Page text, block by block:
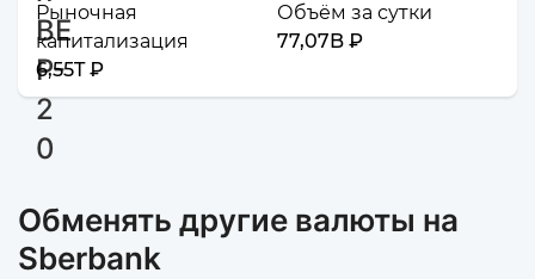
Рыночная
капитализация
6,55T ₽
Объём за сутки
77,07B ₽
Обменять другие валюты на
Sberbank